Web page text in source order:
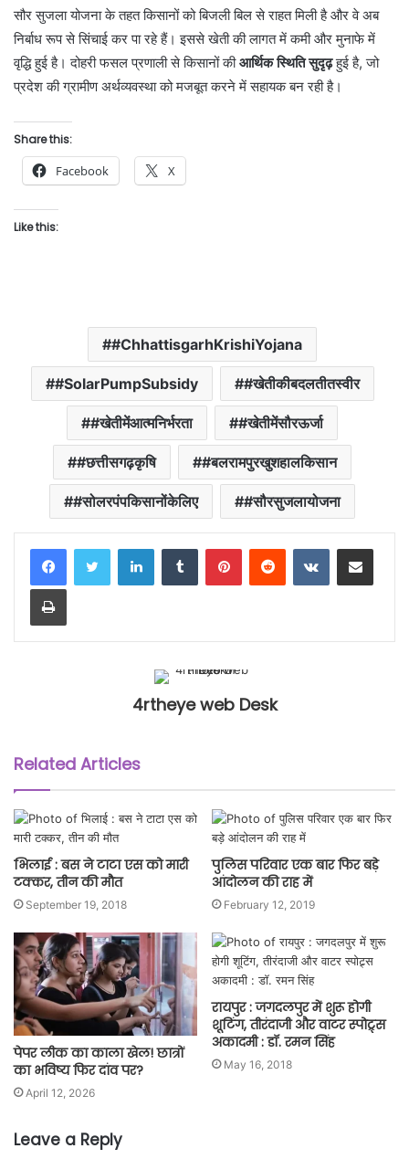
सौर सुजला योजना के तहत किसानों को बिजली बिल से राहत मिली है और वे अब
निर्बाध रूप से सिंचाई कर पा रहे हैं। इससे खेती की लागत में कमी और मुनाफे में
वृद्धि हुई है। दोहरी फसल प्रणाली से किसानों कीआर्थिक स्थिति सुदृढ़हुई है, जो
प्रदेश की ग्रामीण अर्थव्यवस्था को मजबूत करने में सहायक बन रही है।
Share this:
Facebook X
Like this:
#ChhattisgarhKrishiYojana
#SolarPumpSubsidy #खेतीकीबदलतीतस्वीर
#खेतीमेंआत्मनिर्भरता #खेतीमेंसौरऊर्जा
#छत्तीसगढ़कृषि #बलरामपुरखुशहालकिसान
#सोलरपंपकिसानोंकेलिए #सौरसुजलायोजना
LinkedInTumblr PinterestReddit VKontakteShare via Email
Print
4rtheye web Desk
Related Articles
भिलाई : बस ने टाटा एस को मारी
टक्कर, तीन की मौत
September 19, 2018
पुलिस परिवार एक बार फिर बड़े
आंदोलन की राह में
February 12, 2019
पेपर लीक का काला खेल! छात्रों
का भविष्य फिर दांव पर?
April 12, 2026
रायपुर : जगदलपुर में शुरू होगी
शूटिंग, तीरंदाजी और वाटर स्पोट्र्स
अकादमी : डॉ. रमन सिंह
May 16, 2018
Leave a Reply